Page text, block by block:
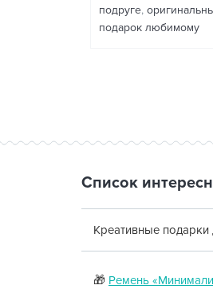
подруге,
подарок любимому
Список
Креативные
🎁 Ремень